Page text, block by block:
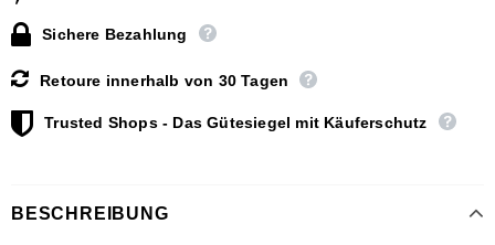
Sichere Bezahlung
Retoure innerhalb von 30 Tagen
Trusted Shops - Das Gütesiegel mit Käuferschutz
BESCHREIBUNG